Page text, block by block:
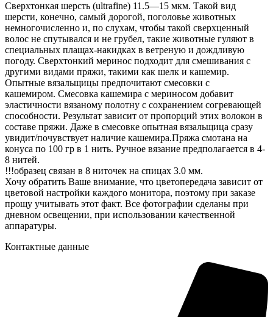
Сверхтонкая шерсть (ultrafine) 11.5—15 мкм. Такой вид
шерсти, конечно, самый дорогой, поголовье животных
немногочисленно и, по слухам, чтобы такой сверхценный
волос не спутывался и не грубел, такие животные гуляют в
специальных плащах-накидках в ветреную и дождливую
погоду. Сверхтонкий меринос подходит для смешивания с
другими видами пряжи, такими как шелк и кашемир.
Опытные вязальщицы предпочитают смесовки с
кашемиром. Смесовка кашемира с мериносом добавит
эластичности вязаному полотну с сохранением согревающей
способности. Результат зависит от пропорций этих волокон в
составе пряжи. Даже в смесовке опытная вязальщица сразу
увидит/почувствует наличие кашемира.Пряжа смотана на
конуса по 100 гр в 1 нить. Ручное вязание предполагается в 4-
8 нитей.
!!!образец связан в 8 ниточек на спицах 3.0 мм.
Хочу обратить Ваше внимание, что цветопередача зависит от
цветовой настройки каждого монитора, поэтому при заказе
прощу учитывать этот факт. Все фотографии сделаны при
дневном освещении, при использовании качественной
аппаратуры.
Контактные данные